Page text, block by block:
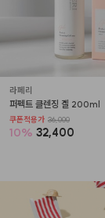
라페리
퍼펙트 클렌징 겔 200ml
쿠폰적용가 36,000
10% 32,400